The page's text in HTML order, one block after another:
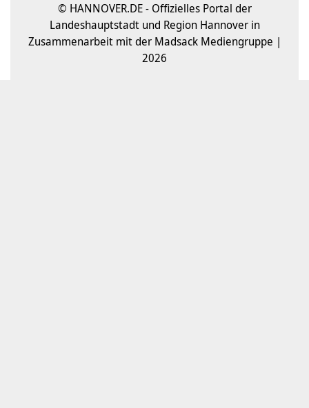
© HANNOVER.DE - Offizielles Portal der
Landeshauptstadt und Region Hannover in
Zusammenarbeit mit der Madsack Mediengruppe |
2026